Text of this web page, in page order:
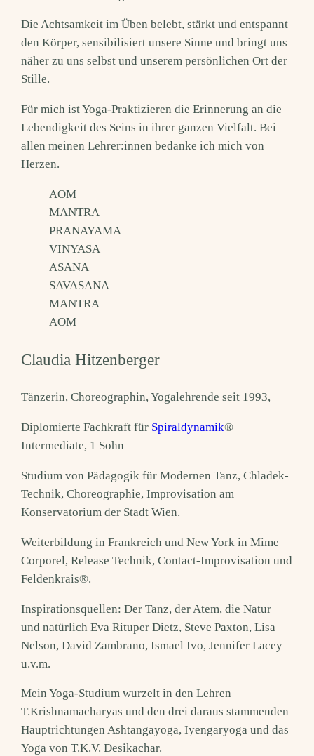
Die Achtsamkeit im Üben belebt, stärkt und entspannt
den Körper, sensibilisiert unsere Sinne und bringt uns
näher zu uns selbst und unserem persönlichen Ort der
Stille.
Für mich ist Yoga-Praktizieren die Erinnerung an die
Lebendigkeit des Seins in ihrer ganzen Vielfalt. Bei
allen meinen Lehrer:innen bedanke ich mich von
Herzen.
AOM
MANTRA
PRANAYAMA
VINYASA
ASANA
SAVASANA
MANTRA
AOM
Claudia Hitzenberger
Tänzerin, Choreographin, Yogalehrende seit 1993,
Diplomierte Fachkraft für Spiraldynamik®
Intermediate, 1 Sohn
Studium von Pädagogik für Modernen Tanz, Chladek-
Technik, Choreographie, Improvisation am
Konservatorium der Stadt Wien.
Weiterbildung in Frankreich und New York in Mime
Corporel, Release Technik, Contact-Improvisation und
Feldenkrais®.
Inspirationsquellen: Der Tanz, der Atem, die Natur
und natürlich Eva Rituper Dietz, Steve Paxton, Lisa
Nelson, David Zambrano, Ismael Ivo, Jennifer Lacey
u.v.m.
Mein Yoga-Studium wurzelt in den Lehren
T.Krishnamacharyas und den drei daraus stammenden
Hauptrichtungen Ashtangayoga, Iyengaryoga und das
Yoga von T.K.V. Desikachar.